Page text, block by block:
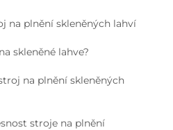
na plnění skleněných lahví
skleněné lahve?
na plnění skleněných
stroje na plnění